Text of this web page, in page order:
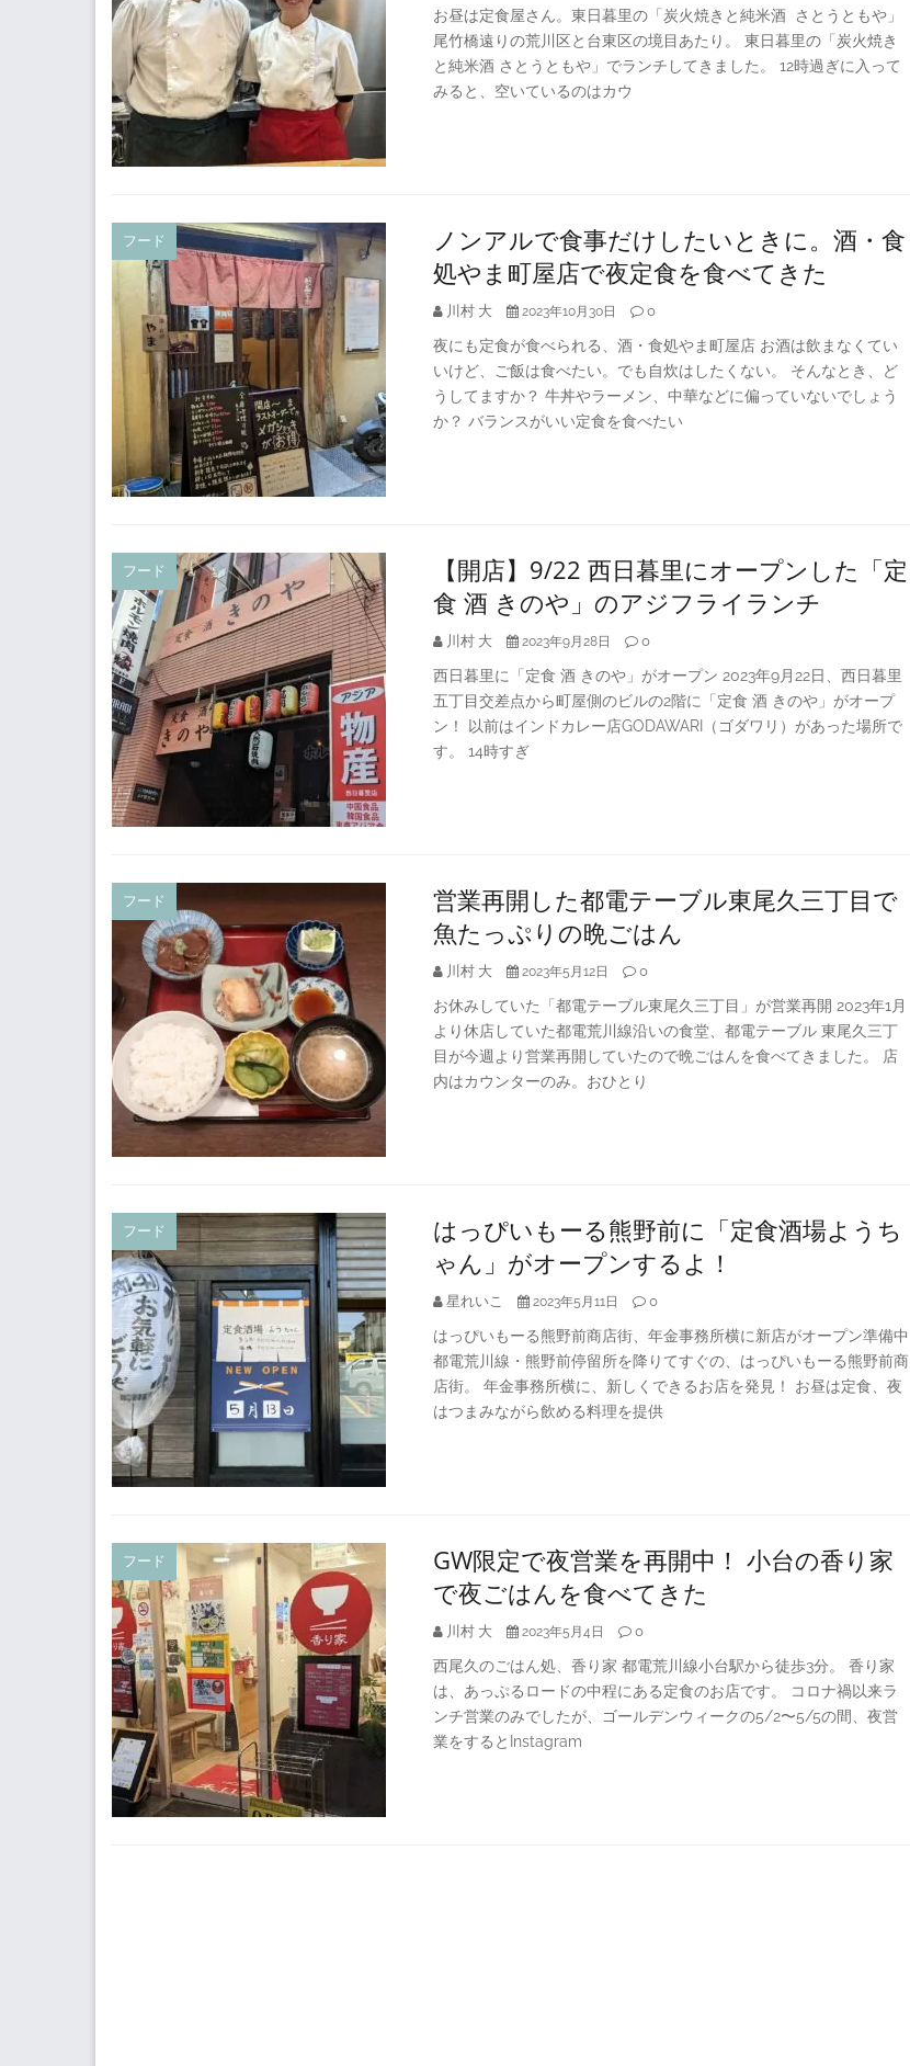
お昼は定食屋さん。東日暮里の「炭火焼きと純米酒 さとうともや」
尾竹橋遠りの荒川区と台東区の境目あたり。 東日暮里の「炭火焼き
と純米酒 さとうともや」でランチしてきました。 12時過ぎに入って
みると、空いているのはカウ
フード
ノンアルで食事だけしたいときに。酒・食
処やま町屋店で夜定食を食べてきた
川村 大 2023年10月30日 0
夜にも定食が食べられる、酒・食処やま町屋店 お酒は飲まなくてい
いけど、ご飯は食べたい。でも自炊はしたくない。 そんなとき、ど
うしてますか？ 牛丼やラーメン、中華などに偏っていないでしょう
か？ バランスがいい定食を食べたい
フード
【開店】9/22 西日暮里にオープンした「定
食 酒 きのや」のアジフライランチ
川村 大 2023年9月28日 0
西日暮里に「定食 酒 きのや」がオープン 2023年9月22日、西日暮里
五丁目交差点から町屋側のビルの2階に「定食 酒 きのや」がオープ
ン！ 以前はインドカレー店GODAWARI（ゴダワリ）があった場所で
す。 14時すぎ
フード
営業再開した都電テーブル東尾久三丁目で
魚たっぷりの晩ごはん
川村 大 2023年5月12日 0
お休みしていた「都電テーブル東尾久三丁目」が営業再開 2023年1月
より休店していた都電荒川線沿いの食堂、都電テーブル 東尾久三丁
目が今週より営業再開していたので晩ごはんを食べてきました。 店
内はカウンターのみ。おひとり
フード
はっぴいもーる熊野前に「定食酒場ようち
ゃん」がオープンするよ！
星れいこ 2023年5月11日 0
はっぴいもーる熊野前商店街、年金事務所横に新店がオープン準備中
都電荒川線・熊野前停留所を降りてすぐの、はっぴいもーる熊野前商
店街。 年金事務所横に、新しくできるお店を発見！ お昼は定食、夜
はつまみながら飲める料理を提供
フード
GW限定で夜営業を再開中！ 小台の香り家
で夜ごはんを食べてきた
川村 大 2023年5月4日 0
西尾久のごはん処、香り家 都電荒川線小台駅から徒歩3分。 香り家
は、あっぷるロードの中程にある定食のお店です。 コロナ禍以来ラ
ンチ営業のみでしたが、ゴールデンウィークの5/2〜5/5の間、夜営
業をするとInstagram